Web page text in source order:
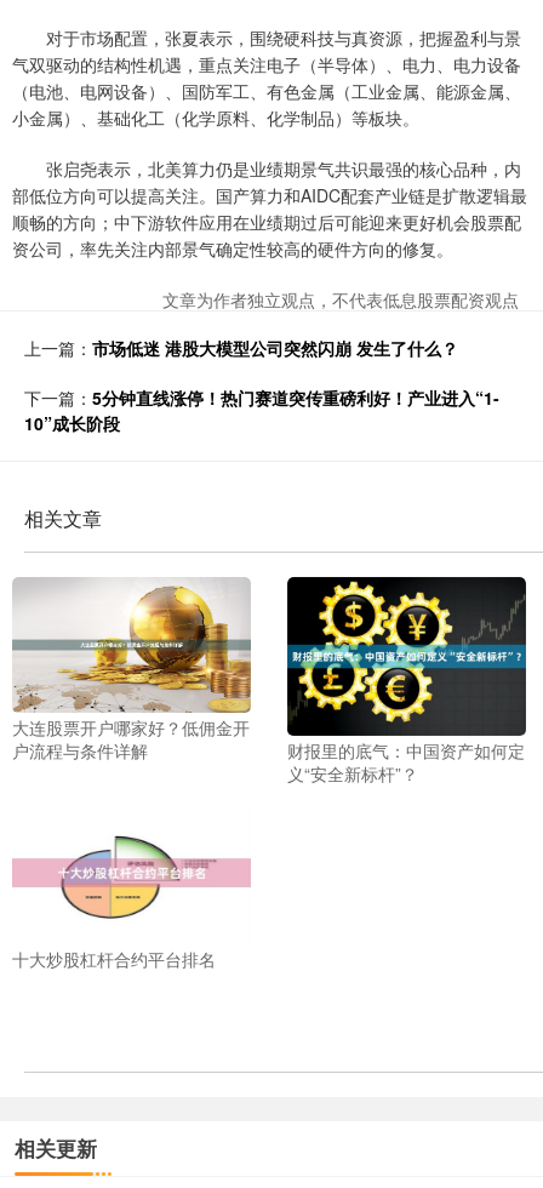
对于市场配置，张夏表示，围绕硬科技与真资源，把握盈利与景
气双驱动的结构性机遇，重点关注电子（半导体）、电力、电力设备
（电池、电网设备）、国防军工、有色金属（工业金属、能源金属、
小金属）、基础化工（化学原料、化学制品）等板块。
张启尧表示，北美算力仍是业绩期景气共识最强的核心品种，内
部低位方向可以提高关注。国产算力和AIDC配套产业链是扩散逻辑最
顺畅的方向；中下游软件应用在业绩期过后可能迎来更好机会股票配
资公司，率先关注内部景气确定性较高的硬件方向的修复。
文章为作者独立观点，不代表低息股票配资观点
上一篇： 市场低迷 港股大模型公司突然闪崩 发生了什么？
下一篇： 5分钟直线涨停！热门赛道突传重磅利好！产业进入“1-
10”成长阶段
相关文章
大连股票开户哪家好？低佣金开
户流程与条件详解
财报里的底气：中国资产如何定
义“安全新标杆”？
十大炒股杠杆合约平台排名
相关更新